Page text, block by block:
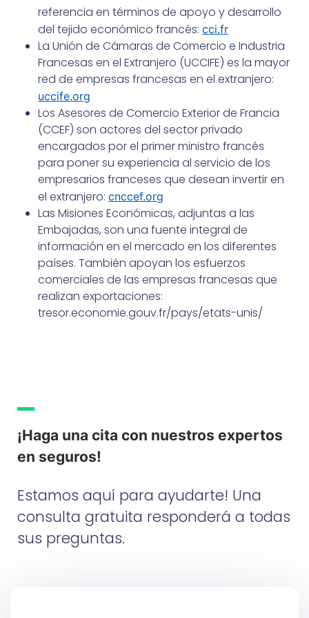
referencia en términos de apoyo y desarrollo
del tejido económico francés: cci.fr
La Unión de Cámaras de Comercio e Industria
Francesas en el Extranjero (UCCIFE) es la mayor
red de empresas francesas en el extranjero:
uccife.org
Los Asesores de Comercio Exterior de Francia
(CCEF) son actores del sector privado
encargados por el primer ministro francés
para poner su experiencia al servicio de los
empresarios franceses que desean invertir en
el extranjero: cnccef.org
Las Misiones Económicas, adjuntas a las
Embajadas, son una fuente integral de
información en el mercado en los diferentes
países. También apoyan los esfuerzos
comerciales de las empresas francesas que
realizan exportaciones:
tresor.economie.gouv.fr/pays/etats-unis/
¡Haga una cita con nuestros expertos
en seguros!
Estamos aquí para ayudarte! Una
consulta gratuita responderá a todas
sus preguntas.